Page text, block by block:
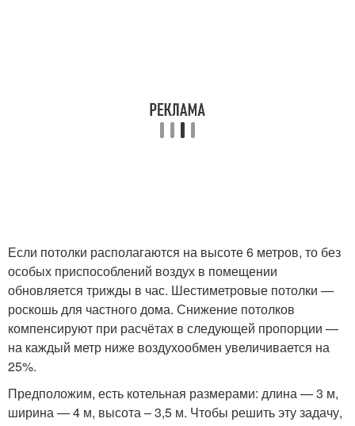
Если потолки располагаются на высоте 6 метров, то без
особых приспособлений воздух в помещении
обновляется трижды в час. Шестиметровые потолки —
роскошь для частного дома. Снижение потолков
компенсируют при расчётах в следующей пропорции —
на каждый метр ниже воздухообмен увеличивается на
25%.
Предположим, есть котельная размерами: длина — 3 м,
ширина — 4 м, высота – 3,5 м. Чтобы решить эту задачу,